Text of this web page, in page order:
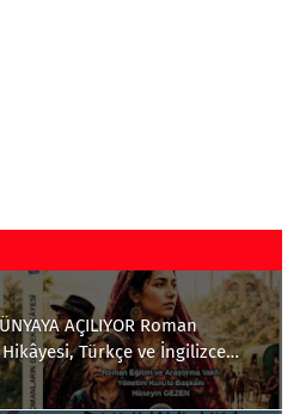
AÇILIYOR Roman
Hikâyesi, Türkçe ve İngilizce